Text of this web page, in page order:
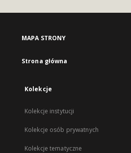
MAPA STRONY
Strona główna
Kolekcje
Kolekcje instytucji
Kolekcje osób prywatnych
Kolekcje tematyczne